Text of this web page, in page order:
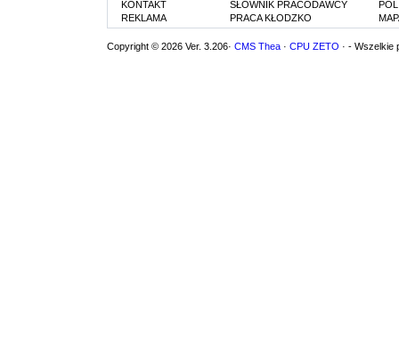
KONTAKT
REKLAMA
SŁOWNIK PRACODAWCY
PRACA KŁODZKO
Copyright © 2026 Ver. 3.206· CMS Thea · CPU ZETO · - Wszelkie